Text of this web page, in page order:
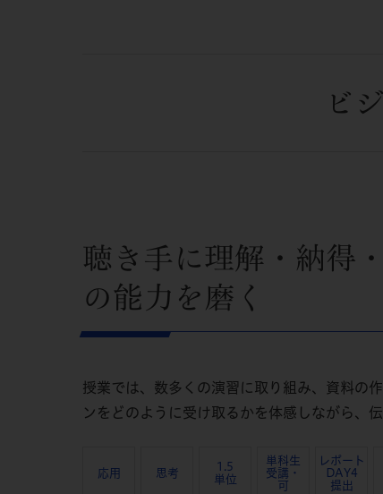
ビ
聴き手に理解・納得
の能力を磨く
授業では、数多くの演習に取り組み、資料の
ンをどのように受け取るかを体感しながら、
応用 思考
1.5
単位
単科生
受講・
可
レポート
DAY4
提出